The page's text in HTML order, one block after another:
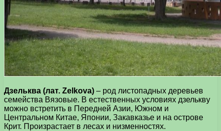
Дзельква (лат. Zelkova) – род листопадных деревьев
семейства Вязовые. В естественных условиях дзелькву
можно встретить в Передней Азии, Южном и
Центральном Китае, Японии, Закавказье и на острове
Крит. Произрастает в лесах и низменностях.